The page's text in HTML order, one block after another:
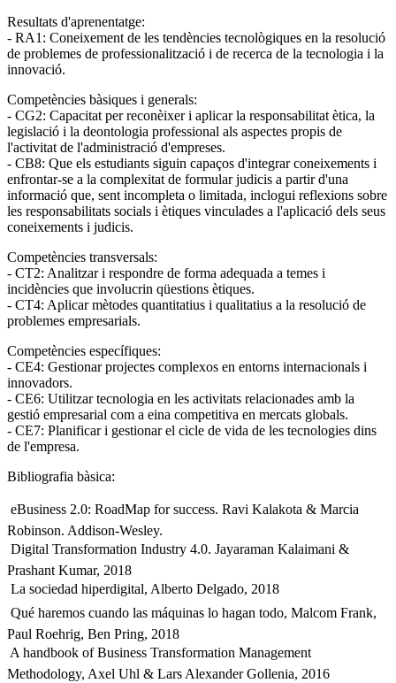
Resultats d'aprenentatge:
- RA1: Coneixement de les tendències tecnològiques en la resolució
de problemes de professionalització i de recerca de la tecnologia i la
innovació.
Competències bàsiques i generals:
- CG2: Capacitat per reconèixer i aplicar la responsabilitat ètica, la
legislació i la deontologia professional als aspectes propis de
l'activitat de l'administració d'empreses.
- CB8: Que els estudiants siguin capaços d'integrar coneixements i
enfrontar-se a la complexitat de formular judicis a partir d'una
informació que, sent incompleta o limitada, inclogui reflexions sobre
les responsabilitats socials i ètiques vinculades a l'aplicació dels seus
coneixements i judicis.
Competències transversals:
- CT2: Analitzar i respondre de forma adequada a temes i
incidències que involucrin qüestions ètiques.
- CT4: Aplicar mètodes quantitatius i qualitatius a la resolució de
problemes empresarials.
Competències específiques:
- CE4: Gestionar projectes complexos en entorns internacionals i
innovadors.
- CE6: Utilitzar tecnologia en les activitats relacionades amb la
gestió empresarial com a eina competitiva en mercats globals.
- CE7: Planificar i gestionar el cicle de vida de les tecnologies dins
de l'empresa.
Bibliografia bàsica:
 eBusiness 2.0: RoadMap for success. Ravi Kalakota & Marcia
Robinson. Addison-Wesley.
 Digital Transformation Industry 4.0. Jayaraman Kalaimani &
Prashant Kumar, 2018
 La sociedad hiperdigital, Alberto Delgado, 2018
 Qué haremos cuando las máquinas lo hagan todo, Malcom Frank,
Paul Roehrig, Ben Pring, 2018
 A handbook of Business Transformation Management
Methodology, Axel Uhl & Lars Alexander Gollenia, 2016